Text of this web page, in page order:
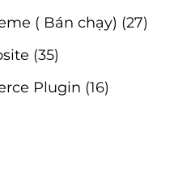
( Bán chạy) (27)
(35)
Plugin (16)